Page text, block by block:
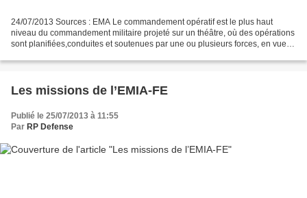
24/07/2013 Sources : EMA Le commandement opératif est le plus haut
niveau du commandement militaire projeté sur un théâtre, où des opérations
sont planifiées,conduites et soutenues par une ou plusieurs forces, en vue
Les missions de l’EMIA-FE
Publié le 25/07/2013 à 11:55
Par RP Defense